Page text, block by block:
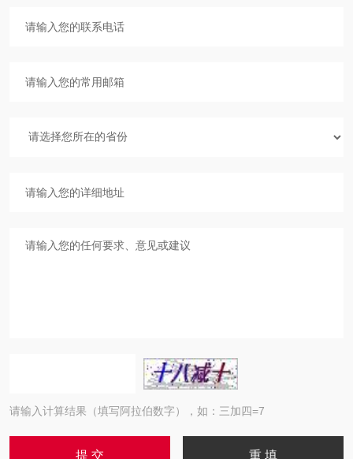
请输入计算结果（填写阿拉伯数字），如：三加四=7